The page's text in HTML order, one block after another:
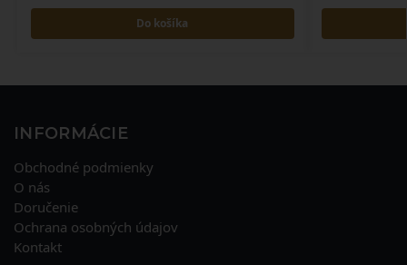
Do košíka
INFORMÁCIE
Obchodné podmienky
O nás
Doručenie
Ochrana osobných údajov
Kontakt